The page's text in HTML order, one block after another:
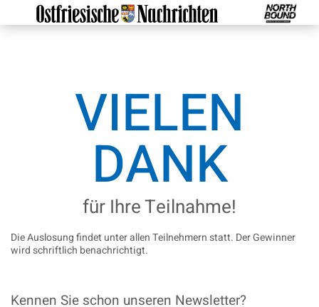
VIELEN
DANK
für Ihre Teilnahme!
Die Auslosung findet unter allen Teilnehmern statt. Der Gewinner
wird schriftlich benachrichtigt.
Kennen Sie schon unseren Newsletter?